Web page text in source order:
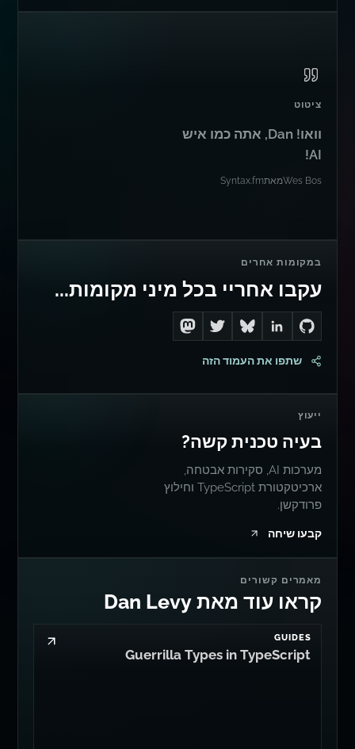
ציטוט
וואו! Dan, אתה כמו איש
AI!
Wes BosמאתSyntax.fm
במקומות אחרים
עקבו אחריי בכל מיני מקומות...
Go to Dan's GitHub
Connect with me on LinkedIn
Follow me on Bluesky
Follow me on Twitter
Follow me on Mastodon
שתפו את העמוד הזה
ייעוץ
בעיה טכנית קשה?
מערכות AI, סקירות אבטחה,
ארכיטקטורת TypeScript וחילוץ
פרודקשן.
קבעו שיחה
מאמרים קשורים
קראו עוד מאת Dan Levy
GUIDES
Guerrilla Types in TypeScript